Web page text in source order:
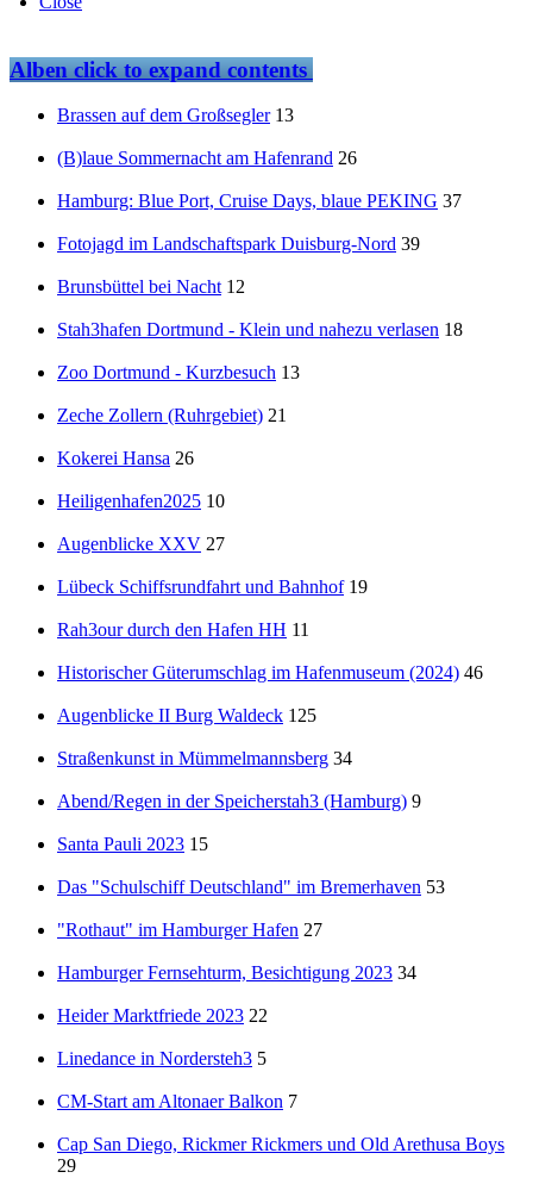
Albenclick to expand contents
Brassen auf dem Großsegler 13
(B)laue Sommernacht am Hafenrand 26
Hamburg: Blue Port, Cruise Days, blaue PEKING 37
Fotojagd im Landschaftspark Duisburg-Nord 39
Brunsbüttel bei Nacht 12
Stah3hafen Dortmund - Klein und nahezu verlasen 18
Zoo Dortmund - Kurzbesuch 13
Zeche Zollern (Ruhrgebiet) 21
Kokerei Hansa 26
Heiligenhafen2025 10
Augenblicke XXV 27
Lübeck Schiffsrundfahrt und Bahnhof 19
Rah3our durch den Hafen HH 11
Historischer Güterumschlag im Hafenmuseum (2024) 46
Augenblicke II Burg Waldeck 125
Straßenkunst in Mümmelmannsberg 34
Abend/Regen in der Speicherstah3 (Hamburg) 9
Santa Pauli 2023 15
Das "Schulschiff Deutschland" im Bremerhaven 53
"Rothaut" im Hamburger Hafen 27
Hamburger Fernsehturm, Besichtigung 2023 34
Heider Marktfriede 2023 22
Linedance in Nordersteh3 5
CM-Start am Altonaer Balkon 7
Cap San Diego, Rickmer Rickmers und Old Arethusa Boys
29